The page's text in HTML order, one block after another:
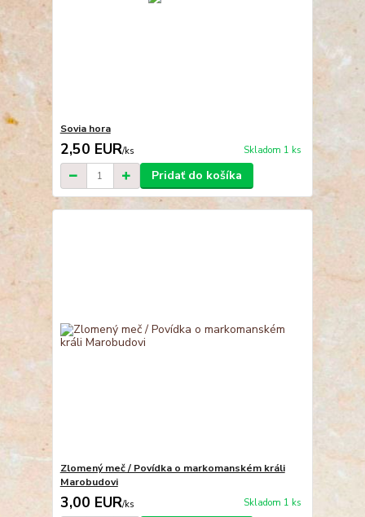
Sovia hora
2,50 EUR/ks Skladom 1 ks
Pridať do košíka
Zlomený meč / Povídka o markomanském králi
Marobudovi
3,00 EUR/ks Skladom 1 ks